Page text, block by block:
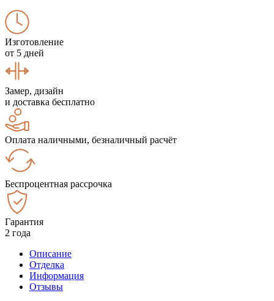
Изготовление
от 5 дней
Замер, дизайн
и доставка бесплатно
Оплата наличными, безналичный расчёт
Беспроцентная рассрочка
Гарантия
2 года
Описание
Отделка
Информация
Отзывы